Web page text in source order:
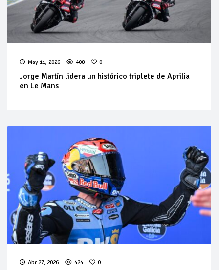
May 11, 2026 408 0
Jorge Martín lidera un histórico triplete de Aprilia
en Le Mans
Abr 27, 2026 424 0